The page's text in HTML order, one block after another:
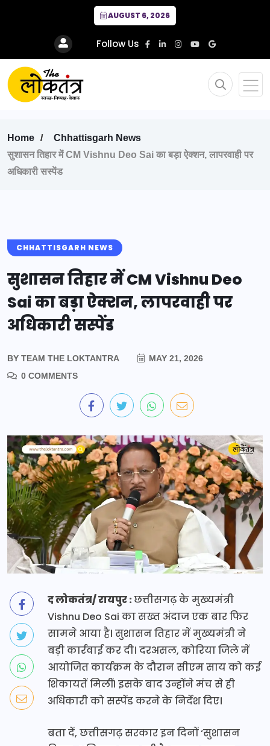
AUGUST 6, 2026
Follow Us
Home
Chhattisgarh News
सुशासन तिहार में CM Vishnu Deo Sai का बड़ा ऐक्शन, लापरवाही पर
अधिकारी सस्पेंड
CHHATTISGARH NEWS
सुशासन तिहार में CM Vishnu Deo
Sai का बड़ा ऐक्शन, लापरवाही पर
अधिकारी सस्पेंड
BY TEAM THE LOKTANTRA
MAY 21, 2026
0 COMMENTS
द लोकतंत्र/ रायपुर :छत्तीसगढ़ के मुख्यमंत्री
Vishnu Deo Sai का सख्त अंदाज एक बार फिर
सामने आया है। सुशासन तिहार में मुख्यमंत्री ने
बड़ी कार्रवाई कर दी। दरअसल, कोरिया जिले में
आयोजित कार्यक्रम के दौरान सीएम साय को कई
शिकायतें मिलीं। इसके बाद उन्होंने मंच से ही
अधिकारी को सस्पेंड करने के निर्देश दिए।
बता दें, छत्तीसगढ़ सरकार इन दिनों ‘सुशासन